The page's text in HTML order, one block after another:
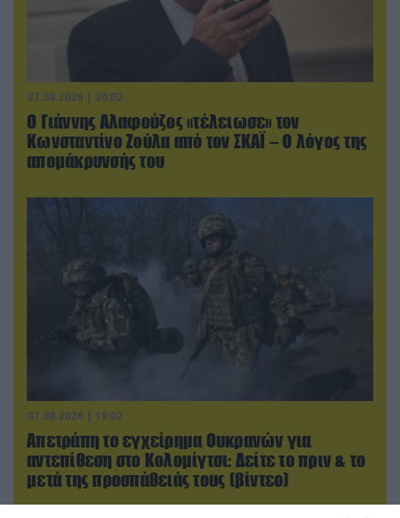
07.08.2026 | 20:02
Ο Γιάννης Αλαφούζος «τέλειωσε» τον
Κωνσταντίνο Ζούλα από τον ΣΚΑΪ – Ο λόγος της
απομάκρυνσής του
07.08.2026 | 19:02
Απετράπη το εγχείρημα Ουκρανών για
αντεπίθεση στο Κολομίγτσι: Δείτε το πριν & το
μετά της προσπάθειάς τους (βίντεο)